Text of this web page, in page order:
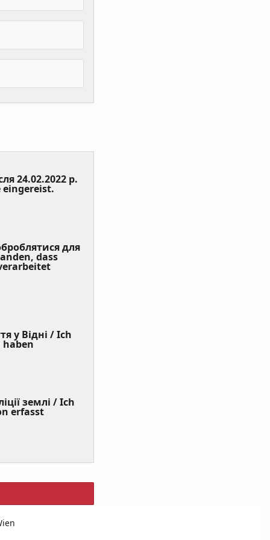
24.02.2022 р.
eingereist. (Value
для
dass
у Відні / Ich
(Value
землі / Ich
erfasst